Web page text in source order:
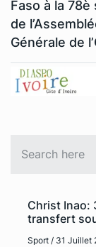
Faso à la 78è
de
Générale de
Christ Inao:
transfert
Sport / 31 Juillet